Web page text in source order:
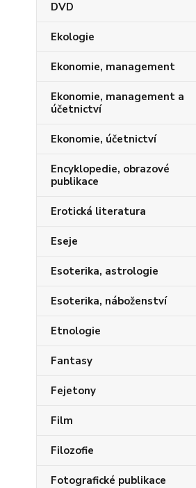
DVD
Ekologie
Ekonomie, management
Ekonomie, management a
účetnictví
Ekonomie, účetnictví
Encyklopedie, obrazové
publikace
Erotická literatura
Eseje
Esoterika, astrologie
Esoterika, náboženství
Etnologie
Fantasy
Fejetony
Film
Filozofie
Fotografické publikace